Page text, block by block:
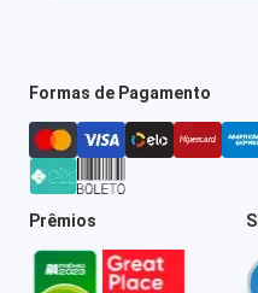
Formas de Pagamento
Prêmios